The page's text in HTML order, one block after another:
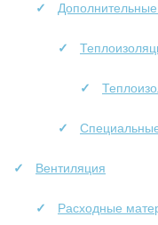
Дополнительные
Вентиляция
Расходные